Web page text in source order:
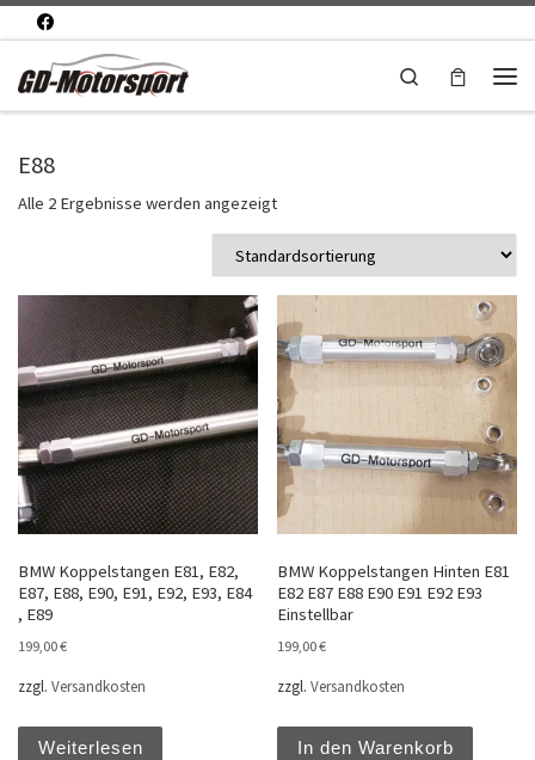
Zum Inhalt springen
Search
E88
Alle 2 Ergebnisse werden angezeigt
BMW Koppelstangen E81, E82,
E87, E88, E90, E91, E92, E93, E84
, E89
199,00€
zzgl. Versandkosten
Weiterlesen
BMW Koppelstangen Hinten E81
E82 E87 E88 E90 E91 E92 E93
Einstellbar
199,00€
zzgl.Versandkosten
In den Warenkorb